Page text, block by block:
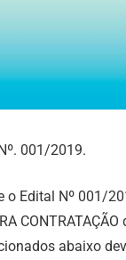
001/2019.
o Edital Nº 001/
abaixo